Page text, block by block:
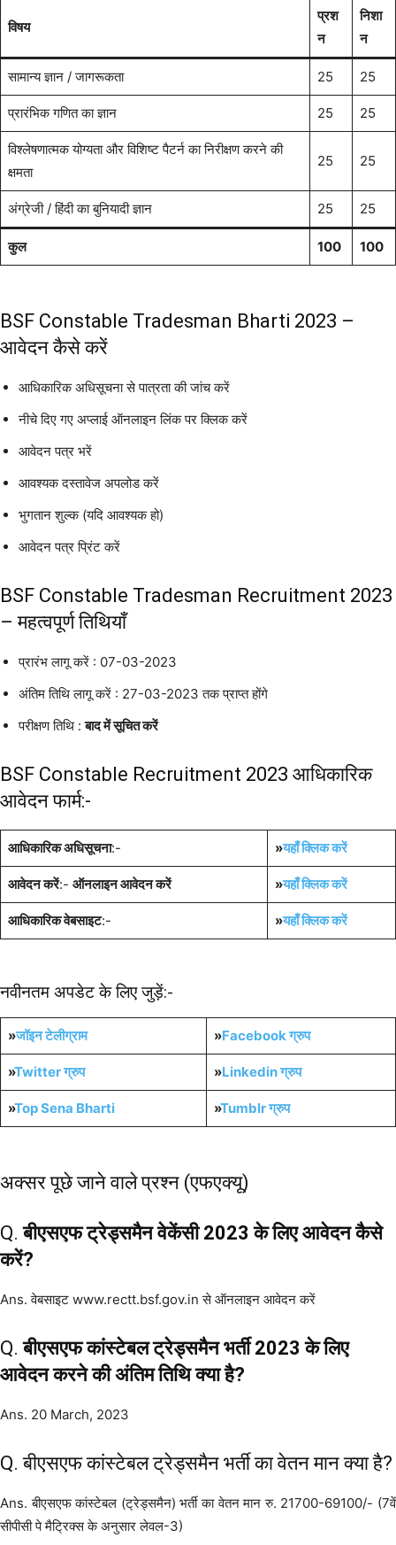
विषय
प्रश
न
निशा
न
सामान्य ज्ञान / जागरूकता 25 25
प्रारंभिक गणित का ज्ञान 25 25
विश्लेषणात्मक योग्यता और विशिष्ट पैटर्न का निरीक्षण करने की
क्षमता
25 25
अंग्रेजी / हिंदी का बुनियादी ज्ञान 25 25
कुल 100 100
BSF Constable Tradesman Bharti 2023 –
आवेदन कैसे करें
आधिकारिक अधिसूचना से पात्रता की जांच करें
नीचे दिए गए अप्लाई ऑनलाइन लिंक पर क्लिक करें
आवेदन पत्र भरें
आवश्यक दस्तावेज अपलोड करें
भुगतान शुल्क (यदि आवश्यक हो)
आवेदन पत्र प्रिंट करें
BSF Constable Tradesman Recruitment 2023
– महत्वपूर्ण तिथियाँ
प्रारंभ लागू करें : 07-03-2023
अंतिम तिथि लागू करें : 27-03-2023 तक प्राप्त होंगे
परीक्षण तिथि :बाद में सूचित करें
BSF Constable Recruitment 2023 आधिकारिक
आवेदन फार्म:-
आधिकारिक अधिसूचना:- »यहाँ क्लिक करें
आवेदन करें:- ऑनलाइन आवेदन करें »यहाँ क्लिक करें
आधिकारिक वेबसाइट:- »यहाँ क्लिक करें
नवीनतम अपडेट के लिए जुड़ें:-
»जॉइन टेलीग्राम »Facebook ग्रुप
»Twitter ग्रुप »Linkedin ग्रुप
»Top Sena Bharti »Tumblrग्रुप
अक्सर पूछे जाने वाले प्रश्न (एफएक्यू)
Q.बीएसएफ ट्रेड्समैन वेकेंसी 2023 के लिए आवेदन कैसे
करें?
Ans. वेबसाइट www.rectt.bsf.gov.in से ऑनलाइन आवेदन करें
Q.बीएसएफ कांस्टेबल ट्रेड्समैन भर्ती 2023 के लिए
आवेदन करने की अंतिम तिथि क्या है?
Ans. 20 March, 2023
Q. बीएसएफ कांस्टेबल ट्रेड्समैन भर्ती का वेतन मान क्या है?
Ans. बीएसएफ कांस्टेबल (ट्रेड्समैन) भर्ती का वेतन मान रु. 21700-69100/- (7वें
सीपीसी पे मैट्रिक्स के अनुसार लेवल-3)